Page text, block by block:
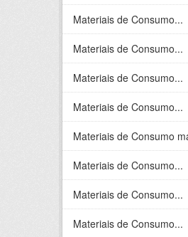
Materiais de Consumo...
Materiais de Consumo...
Materiais de Consumo...
Materiais de Consumo...
Materiais de Consumo
Materiais de Consumo...
Materiais de Consumo...
Materiais de Consumo...